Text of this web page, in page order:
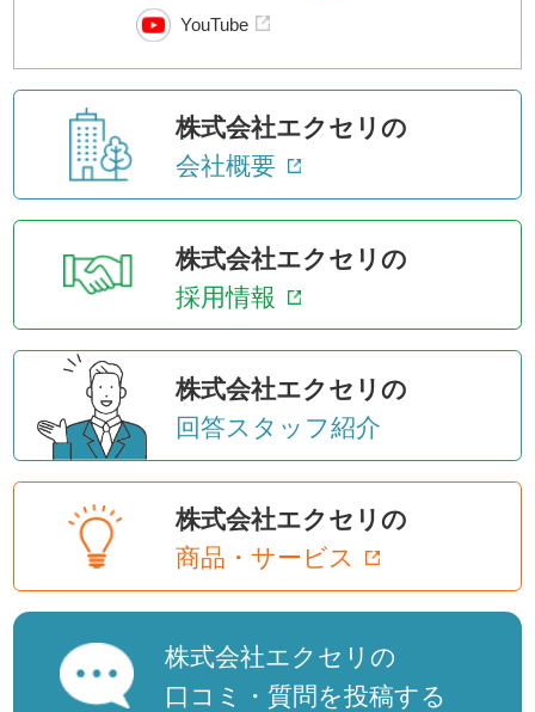
YouTube
株式会社エクセリの
会社概要
株式会社エクセリの
採用情報
株式会社エクセリの
回答スタッフ紹介
株式会社エクセリの
商品・サービス
株式会社エクセリの
口コミ・質問を投稿する